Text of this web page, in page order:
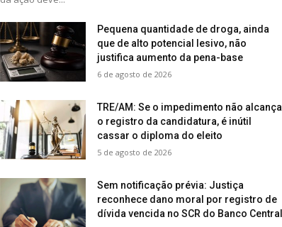
Pequena quantidade de droga, ainda
que de alto potencial lesivo, não
justifica aumento da pena-base
6 de agosto de 2026
TRE/AM: Se o impedimento não alcança
o registro da candidatura, é inútil
cassar o diploma do eleito
5 de agosto de 2026
Sem notificação prévia: Justiça
reconhece dano moral por registro de
dívida vencida no SCR do Banco Central